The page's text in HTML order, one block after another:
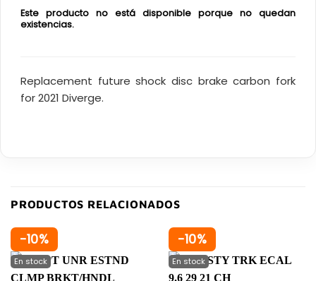
Este producto no está disponible porque no quedan
existencias.
Replacement future shock disc brake carbon fork
for 2021 Diverge.
PRODUCTOS RELACIONADOS
-10% -10%